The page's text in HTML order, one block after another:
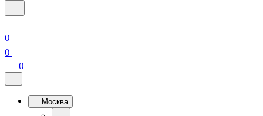
0
0
0
Москва